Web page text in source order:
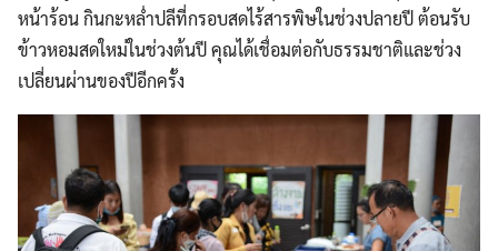
หน้าร้อน กินกะหล่ำปลีที่กรอบสดไร้สารพิษในช่วงปลายปี ต้อนรับ
ข้าวหอมสดใหม่ในช่วงต้นปี คุณได้เชื่อมต่อกับธรรมชาติและช่วง
เปลี่ยนผ่านของปีอีกครั้ง